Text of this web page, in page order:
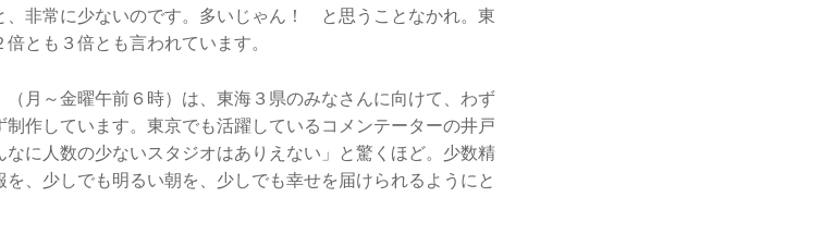
、非常に少ないのです。多いじゃん！ と思うことなかれ。東
とも３倍とも言われています。
月～金曜午前６時）は、東海３県のみなさんに向けて、わず
作しています。東京でも活躍しているコメンテーターの井戸
に人数の少ないスタジオはありえない」と驚くほど。少数精
、少しでも明るい朝を、少しでも幸せを届けられるようにと